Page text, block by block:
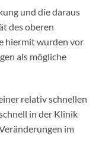
und die daraus
des oberen
hiermit wurden vor
als mögliche
relativ schnellen
in der Klinik
im